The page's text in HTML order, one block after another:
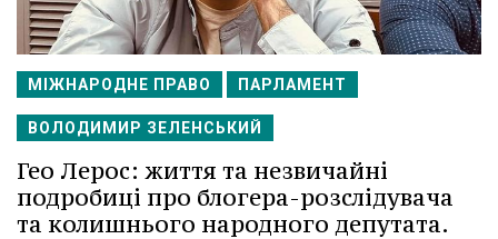
МІЖНАРОДНЕ ПРАВО ПАРЛАМЕНТ
ВОЛОДИМИР ЗЕЛЕНСЬКИЙ
Гео Лерос: життя та незвичайні
подробиці про блогера-розслідувача
та колишнього народного депутата.